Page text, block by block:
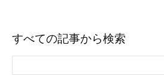
すべての記事から検索